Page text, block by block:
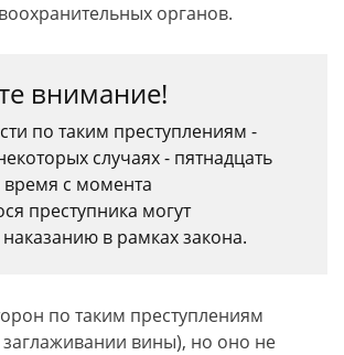
органов.
внимание!
по таким преступлениям -
случаях - пятнадцать
время с момента
преступника могут
в рамках закона.
по таким преступлениям
вины), но оно не